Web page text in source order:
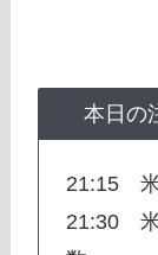
本日の
21:15
21:30